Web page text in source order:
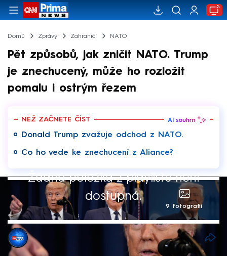
Domů Zprávy Zahraničí NATO
Pět způsobů, jak zničit NATO. Trump
je znechucený, může ho rozložit
pomalu i ostrým řezem
NEŽ ZAČNETE ČÍST
Donald Trump zvažuje odchod z NATO.
Co ho vede ke znechucení z Aliance?
Žádná položka z playlistu není
dostupná.
9 fotografií
CNN Prima NEWS
4. dub 2026, 12:43